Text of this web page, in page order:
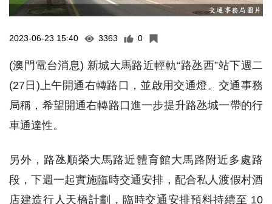
2023-06-23 15:40 3363 0
(澳門電台消息) 新城大馬路近輕軌“路氹西”站下週二
(27日)上午開通右轉路口，並啟用交通燈。交通事務
局稱，希望開通右轉路口進一步提升路氹城一帶的行
車通達性。
另外，路氹順榮大馬路近體育館大馬路附近多處路
段，下週一起實施臨時交通安排，配合私人渡假村酒
店建造行人天橋計劃，臨時交通安排預料持續至 10